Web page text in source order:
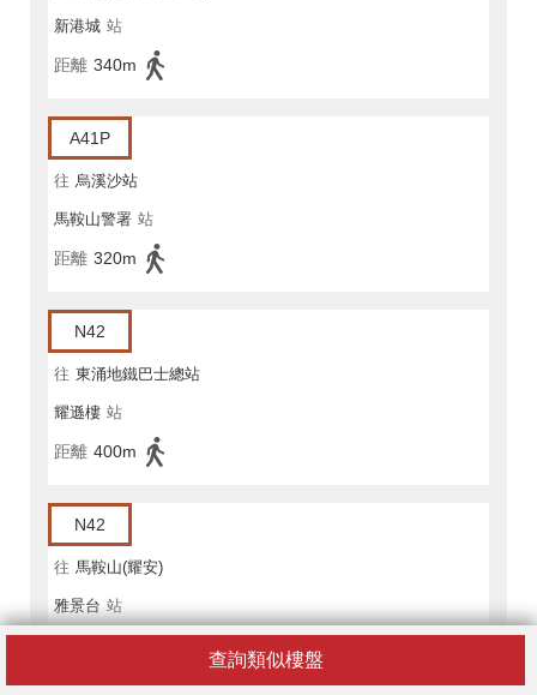
查詢類似樓盤
新港城 站
距離 340m
A41P
往 烏溪沙站
馬鞍山警署 站
距離 320m
N42
往 東涌地鐵巴士總站
耀遜樓 站
距離 400m
N42
往 馬鞍山(耀安)
雅景台 站